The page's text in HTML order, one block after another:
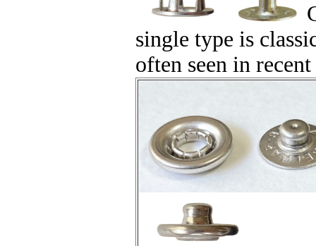
single type is
often seen in